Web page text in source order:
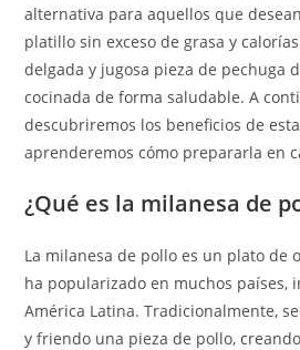
alternativa para aquellos que
platillo sin exceso de grasa y
delgada y jugosa pieza de pechuga
cocinada de forma saludable. A
descubriremos los beneficios de
aprenderemos cómo prepararla en
¿Qué es la milanesa de
La milanesa de pollo es un plato de
ha popularizado en muchos países,
América Latina. Tradicionalmente,
y friendo una pieza de pollo,